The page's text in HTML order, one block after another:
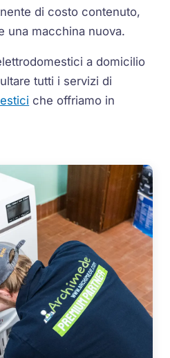
di costo contenuto,
una macchina nuova.
a domicilio
tutti i servizi di
che offriamo in